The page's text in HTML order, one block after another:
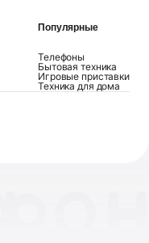
Популярные
Телефоны
Бытовая техника
Игровые приставки
Техника для дома